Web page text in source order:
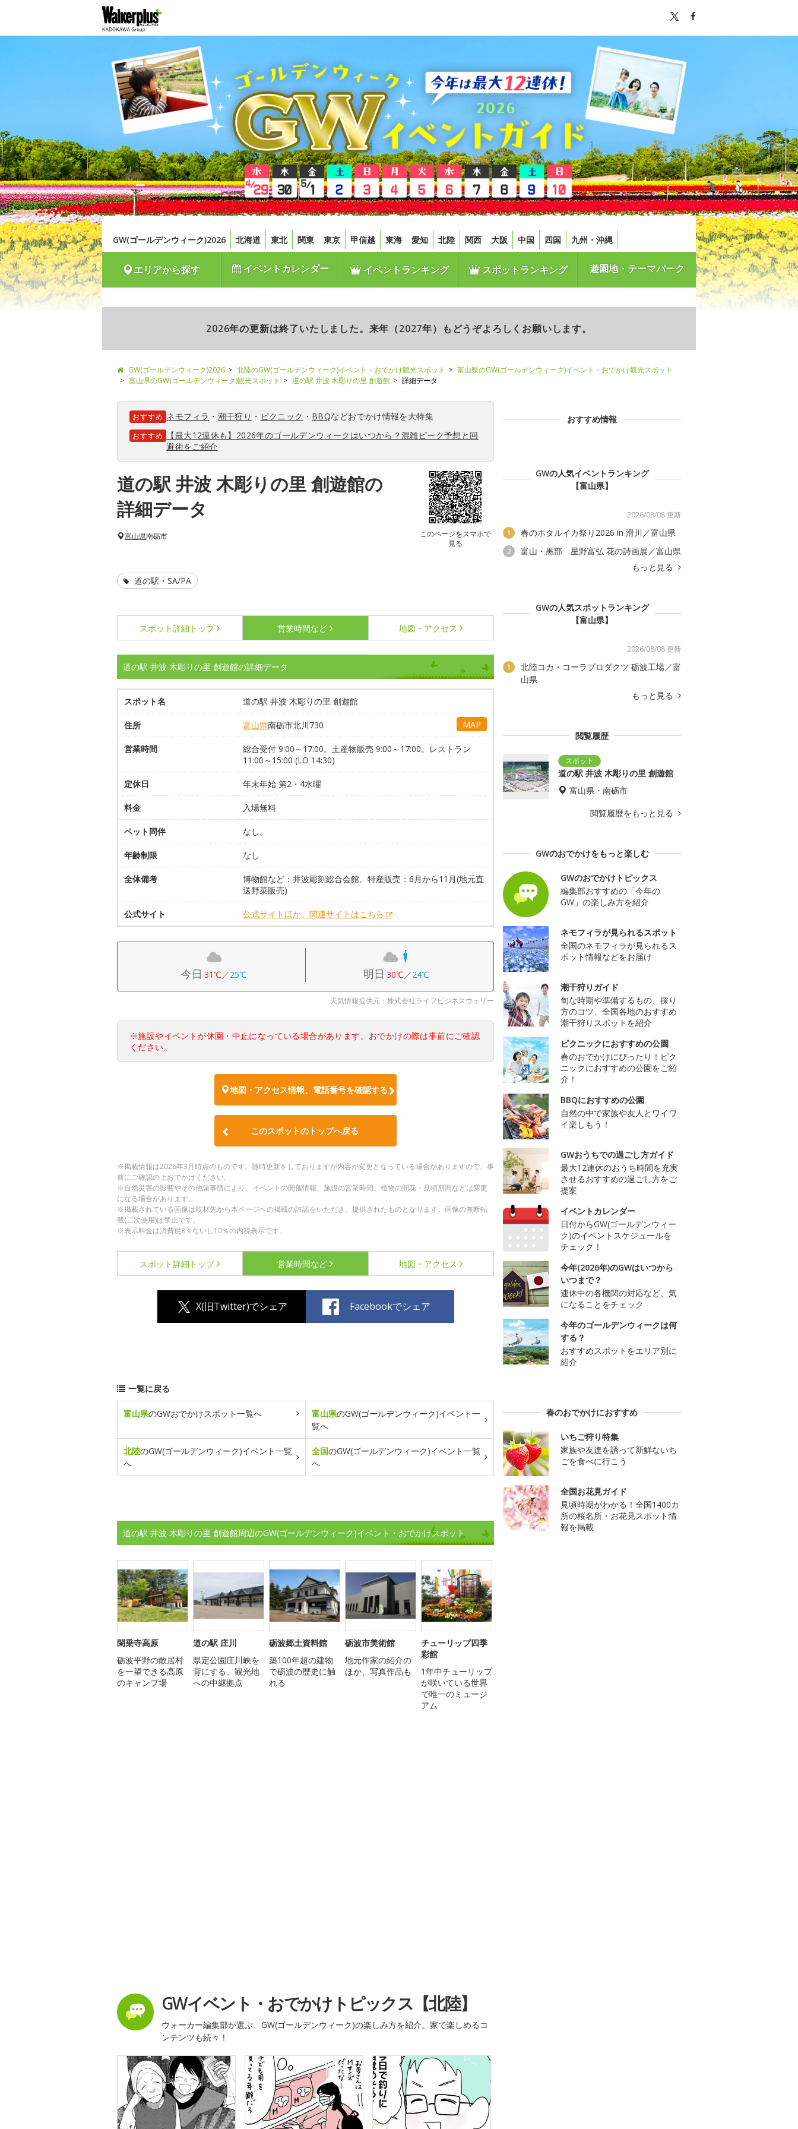
GW(ゴールデンウィーク)2026 北海道 東北 関東 東京 甲信越 東海 愛知 北陸 関西 大阪 中国 四国 九州・沖縄
エリアから探す イベントカレンダー イベントランキング スポットランキング 遊園地・テーマパーク
2026年の更新は終了いたしました。来年（2027年）もどうぞよろしくお願いします。
GW(ゴールデンウィーク)2026 北陸のGW(ゴールデンウィーク)イベント・おでかけ観光スポット
富山県のGW(ゴールデンウィーク)イベント・おでかけ観光スポット
富山県のGW(ゴールデンウィーク)観光スポット
道の駅 井波 木彫りの里 創遊館 詳細データ
おすすめ ネモフィラ ・ 潮干狩り ・ ピクニック ・ BBQなどおでかけ情報を大特集
おすすめ
【最大12連休も】2026年のゴールデンウィークはいつから？混雑ピーク予想と回
避術をご紹介
道の駅 井波 木彫りの里 創遊館の
詳細データ
このページをスマホで
見る
富山県南砺市
道の駅・SA/PA
スポット詳細 トップ 営業時間など 地図・アクセス
道の駅 井波 木彫りの里 創遊館の詳細データ
スポット名 道の駅 井波 木彫りの里 創遊館
住所 富山県南砺市北川730 MAP
営業時間
総合受付 9:00～17:00。土産物販売 9:00～17:00。レストラン
11:00～15:00 (LO 14:30)
定休日 年末年始 第2・4水曜
料金 入場無料
ペット同伴 なし。
年齢制限 なし
全体備考
博物館など：井波彫刻総合会館。特産販売：6月から11月(地元直
送野菜販売)
公式サイト 公式サイトほか、関連サイトはこちら
今日 31℃／25℃ 明日 30℃／24℃
天気情報提供元：株式会社ライフビジネスウェザー
※施設やイベントが休園・中止になっている場合があります。おでかけの際は事前にご確認
ください。
地図・アクセス情報、電話番号を確認する
このスポットのトップへ戻る
※掲載情報は2026年3月時点のものです。随時更新をしておりますが内容が変更となっている場合がありますので、事
前にご確認の上おでかけください。
※自然災害の影響やその他諸事情により、イベントの開催情報、施設の営業時間、植物の開花・見頃期間などは変更
になる場合があります。
※掲載されている画像は取材先から本ページへの掲載の許諾をいただき、提供されたものとなります。画像の無断転
載(二次使用)は禁止です。
※表示料金は消費税8％ないし10％の内税表示です。
スポット詳細 トップ 営業時間など 地図・アクセス
X(旧Twitter)でシェア Facebookでシェア
一覧に戻る
富山県のGWおでかけスポット一覧へ 富山県のGW(ゴールデンウィーク)イベント一
覧へ
北陸のGW(ゴールデンウィーク)イベント一覧
へ
全国のGW(ゴールデンウィーク)イベント一覧
へ
道の駅 井波 木彫りの里 創遊館周辺のGW(ゴールデンウィーク)イベント・おでかけスポット
閑乗寺高原
砺波平野の散居村
を一望できる高原
のキャンプ場
道の駅 庄川
県定公園庄川峡を
背にする、観光地
への中継拠点
砺波郷土資料館
築100年超の建物
で砺波の歴史に触
れる
砺波市美術館
地元作家の紹介の
ほか、写真作品も
チューリップ四季
彩館
1年中チューリップ
が咲いている世界
で唯一のミュージ
アム
GWイベント・おでかけトピックス【北陸】
ウォーカー編集部が選ぶ、GW(ゴールデンウィーク)の楽しみ方を紹介。家で楽しめるコ
ンテンツも続々！
おすすめ情報
GWの人気イベントランキング
【富山県】
2026/08/08 更新
1 春のホタルイカ祭り2026 in 滑川／富山県
2
富山・黒部 星野富弘 花の詩画展／富山県
もっと見る
GWの人気スポットランキング
【富山県】
2026/08/08 更新
1
北陸コカ・コーラプロダクツ 砺波工場／富
山県
もっと見る
閲覧履歴
道の駅 井波 木彫りの里 創遊館
富山県・南砺市
閲覧履歴をもっと見る
GWのおでかけをもっと楽しむ
GWのおでかけトピックス
編集部おすすめの「今年の
GW」の楽しみ方を紹介
ネモフィラが見られるスポット
全国のネモフィラが見られるス
ポット情報などをお届け
潮干狩りガイド
旬な時期や準備するもの、採り
方のコツ、全国各地のおすすめ
潮干狩りスポットを紹介
ピクニックにおすすめの公園
春のおでかけにぴったり！ピク
ニックにおすすめの公園をご紹
介！
BBQにおすすめの公園
自然の中で家族や友人とワイワ
イ楽しもう！
GWおうちでの過ごし方ガイド
最大12連休のおうち時間を充実
させるおすすめの過ごし方をご
提案
イベントカレンダー
日付からGW(ゴールデンウィー
ク)のイベントスケジュールを
チェック！
今年(2026年)のGWはいつから
いつまで？
連休中の各機関の対応など、気
になることをチェック
今年のゴールデンウィークは何
する？
おすすめスポットをエリア別に
紹介
春のおでかけにおすすめ
いちご狩り特集
家族や友達を誘って新鮮ないち
ごを食べに行こう
全国お花見ガイド
見頃時期がわかる！全国1400カ
所の桜名所・お花見スポット情
報を掲載